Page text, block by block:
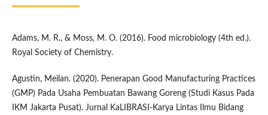
Adams, M. R., & Moss, M. O. (2016). Food microbiology (4th ed.).
Royal Society of Chemistry.
Agustin, Meilan. (2020). Penerapan Good Manufacturing Practices
(GMP) Pada Usaha Pembuatan Bawang Goreng (Studi Kasus Pada
IKM Jakarta Pusat). Jurnal KaLIBRASI-Karya Lintas Ilmu Bidang